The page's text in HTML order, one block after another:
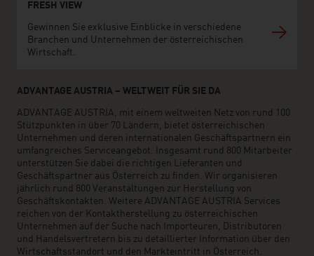
FRESH VIEW
Gewinnen Sie exklusive Einblicke in verschiedene
Branchen und Unternehmen der österreichischen
Wirtschaft.
ADVANTAGE AUSTRIA – WELTWEIT FÜR SIE DA
ADVANTAGE AUSTRIA, mit einem weltweiten Netz von rund 100
Stützpunkten in über 70 Ländern, bietet österreichischen
Unternehmen und deren internationalen Geschäftspartnern ein
umfangreiches Serviceangebot. Insgesamt rund 800 Mitarbeiter
unterstützen Sie dabei die richtigen Lieferanten und
Geschäftspartner aus Österreich zu finden. Wir organisieren
jährlich rund 800 Veranstaltungen zur Herstellung von
Geschäftskontakten. Weitere ADVANTAGE AUSTRIA Services
reichen von der Kontaktherstellung zu österreichischen
Unternehmen auf der Suche nach Importeuren, Distributoren
und Handelsvertretern bis zu detaillierter Information über den
Wirtschaftsstandort und den Markteintritt in Österreich.